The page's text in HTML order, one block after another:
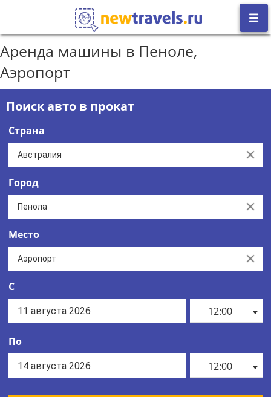
Аренда машины в Пеноле,
Аэропорт
Поиск авто в прокат
Страна
Clear
Город
Clear
Место
Clear
С
12:00
По
12:00